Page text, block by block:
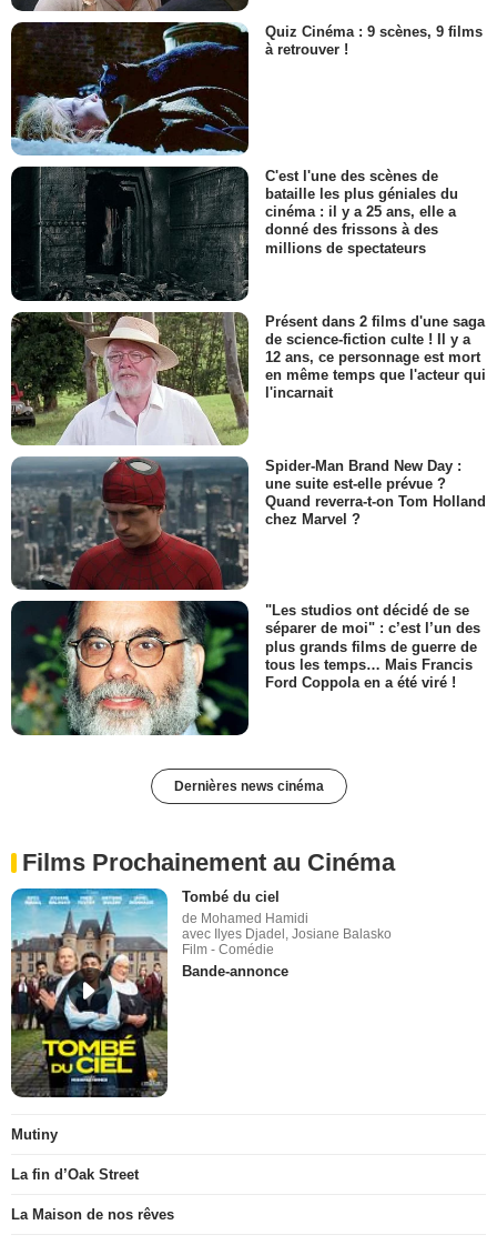
Quiz Cinéma : 9 scènes, 9 films
à retrouver !
C'est l'une des scènes de
bataille les plus géniales du
cinéma : il y a 25 ans, elle a
donné des frissons à des
millions de spectateurs
Présent dans 2 films d'une saga
de science-fiction culte ! Il y a
12 ans, ce personnage est mort
en même temps que l'acteur qui
l'incarnait
Spider-Man Brand New Day :
une suite est-elle prévue ?
Quand reverra-t-on Tom Holland
chez Marvel ?
"Les studios ont décidé de se
séparer de moi" : c’est l’un des
plus grands films de guerre de
tous les temps… Mais Francis
Ford Coppola en a été viré !
Dernières news cinéma
Films Prochainement au Cinéma
Tombé du ciel
de Mohamed Hamidi
avec Ilyes Djadel, Josiane Balasko
Film - Comédie
Bande-annonce
Mutiny
La fin d’Oak Street
La Maison de nos rêves